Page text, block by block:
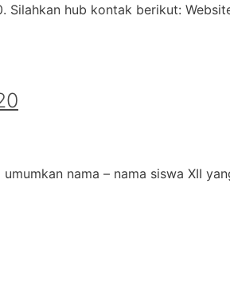
Silahkan hub kontak berikut:
nama – nama siswa XII